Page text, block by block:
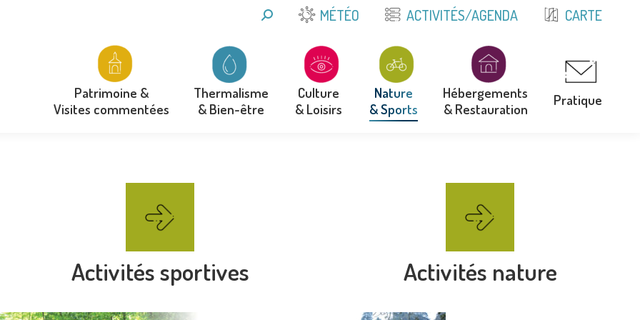
RECHERCHEMÉTÉO ACTIVITÉS/AGENDA CARTE
Patrimoine &
Visites commentées
Thermalisme
& Bien-être
Culture
& Loisirs
Nature
& Sports
Hébergements
& Restauration
Pratique
Activités sportives Activités nature
Patrimoine &
Visites commentées
Thermalisme
& Bien-être
Culture
& Loisirs
Nature
& Sports
Hébergements
& Restauration
Pratique